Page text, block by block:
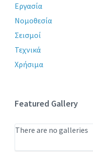
Εργασία
Νομοθεσία
Σεισμοί
Τεχνικά
Χρήσιμα
Featured Gallery
There are no galleries